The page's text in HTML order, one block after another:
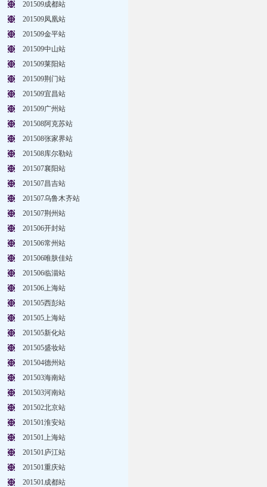
201509成都站
201509凤凰站
201509金平站
201509中山站
201509莱阳站
201509荆门站
201509宜昌站
201509广州站
201508阿克苏站
201508张家界站
201508库尔勒站
201507襄阳站
201507昌吉站
201507乌鲁木齐站
201507荆州站
201506开封站
201506常州站
201506唯肤佳站
201506临淄站
201506上海站
201505西彭站
201505上海站
201505新化站
201505盛妆站
201504德州站
201503海南站
201503河南站
201502北京站
201501淮安站
201501上海站
201501庐江站
201501重庆站
201501成都站